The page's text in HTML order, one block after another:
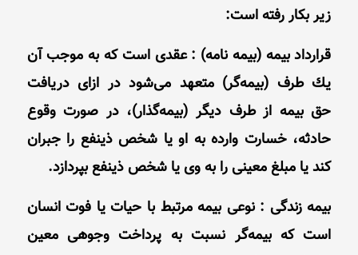
زیر بكار رفته است:
قرارداد بیمه (بیمه نامه) : عقدی است كه به موجب آن
یك طرف (بیمه‌گر) متعهد می‌شود در ازاى دریافت
حق بیمه از طرف دیگر (بیمه‌گذار)، در صورت وقوع
حادثه، خسارت وارده به او یا شخص ذینفع را جبران
كند یا مبلغ معینی را به وى یا شخص ذینفع بپردازد.
بیمه زندگی : نوعی بیمه مرتبط با حیات یا فوت انسان
است که بیمه‌گر نسبت به پرداخت وجوهی معین